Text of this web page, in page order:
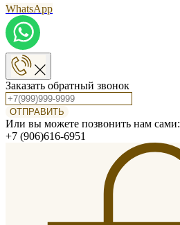
WhatsApp
Заказать обратный звонок
ОТПРАВИТЬ
Или вы можете позвонить нам сами:
+7 (906)616-6951